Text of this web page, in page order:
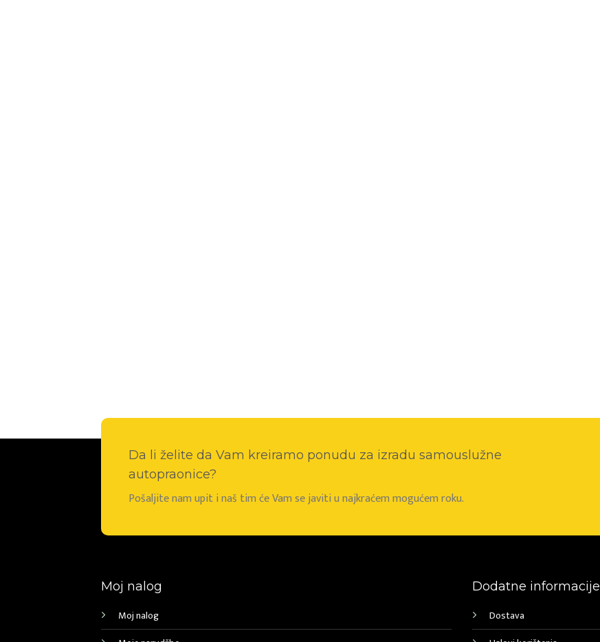
Da li želite da Vam kreiramo ponudu za izradu samouslužne
autopraonice?
Pošaljite nam upit i naš tim će Vam se javiti u najkraćem mogućem roku.
Moj nalog
Moj nalog
Dodatne informacije
Dostava